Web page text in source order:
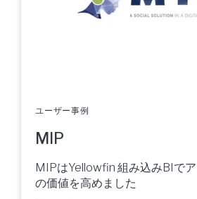
ユーザー事例
MIP
MIPはYellowfin 組み込みBIで
の価値を高めました